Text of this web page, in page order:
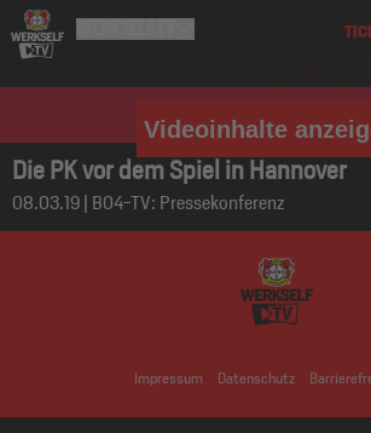
Videoinhalte
Die PK vor dem Spiel in Hannover
08.03.19 | B04-TV: Pressekonferenz
Impressum Datenschutz